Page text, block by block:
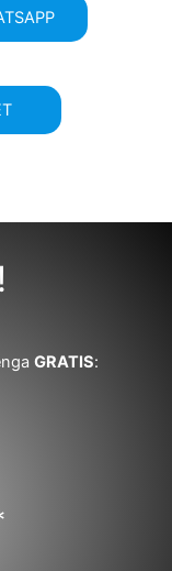
!
GRATIS: